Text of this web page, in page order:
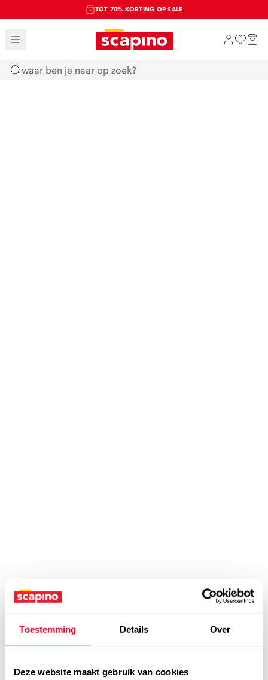
Toestemming Details Over
Deze website maakt gebruik van cookies
TOT 70% KORTING OP SALE
SALE: LAATSTE KANS!
SHOP NIEUW
Home